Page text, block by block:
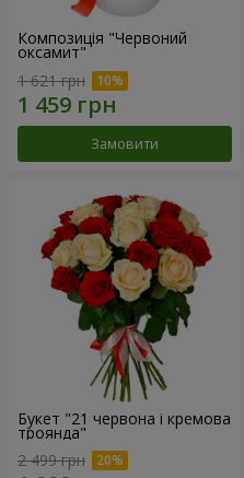
Композиція "Червоний
оксамит"
1 621 грн
Замовити
Букет "21 червона і кремова
троянда"
2 499 грн